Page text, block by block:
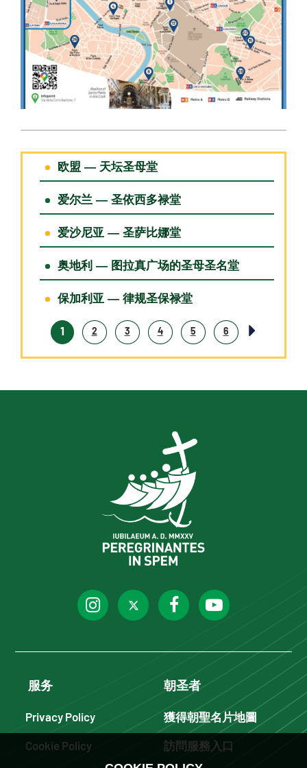
欧盟 — 天坛圣母堂
爱尔兰 — 圣依西多禄堂
爱沙尼亚 — 圣萨比娜堂
奥地利 — 图拉真广场的圣母圣名堂
保加利亚 — 律规圣保禄堂
1 2 3 4 5 6
服务
Privacy Policy
Cookie Policy
朝圣者
獲得朝聖名片地圖
訪問服務入口